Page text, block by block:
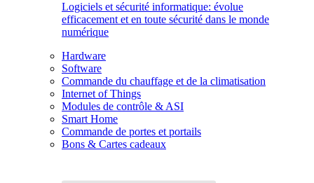
Logiciels et sécurité informatique: évolue
efficacement et en toute sécurité dans le monde
numérique
Hardware
Software
Commande du chauffage et de la climatisation
Internet of Things
Modules de contrôle & ASI
Smart Home
Commande de portes et portails
Bons & Cartes cadeaux